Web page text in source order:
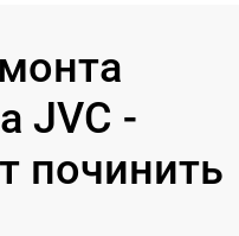
JVC -
починить